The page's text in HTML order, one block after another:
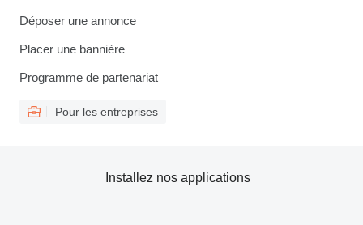
Déposer une annonce
Placer une bannière
Programme de partenariat
Pour les entreprises
Installez nos applications